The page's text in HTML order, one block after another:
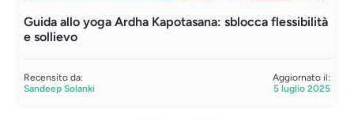
Guida allo yoga Ardha Kapotasana: sblocca flessibilità
e sollievo
Recensito da:
Sandeep Solanki
Aggiornato il:
5 luglio 2025